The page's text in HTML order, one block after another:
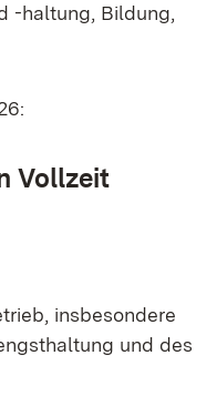
-haltung, Bildung,
Vollzeit
insbesondere
und des